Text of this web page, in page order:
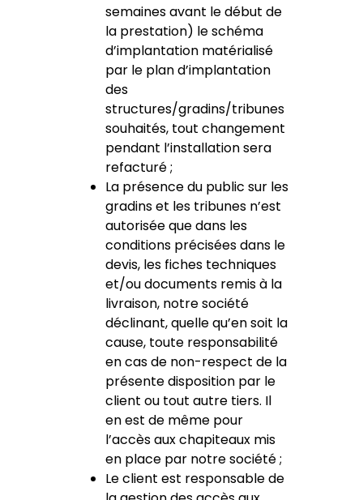
semaines avant le début de
la prestation) le schéma
d’implantation matérialisé
par le plan d’implantation
des
structures/gradins/tribunes
souhaités, tout changement
pendant l’installation sera
refacturé ;
La présence du public sur les
gradins et les tribunes n’est
autorisée que dans les
conditions précisées dans le
devis, les fiches techniques
et/ou documents remis à la
livraison, notre société
déclinant, quelle qu’en soit la
cause, toute responsabilité
en cas de non-respect de la
présente disposition par le
client ou tout autre tiers. Il
en est de même pour
l’accès aux chapiteaux mis
en place par notre société ;
Le client est responsable de